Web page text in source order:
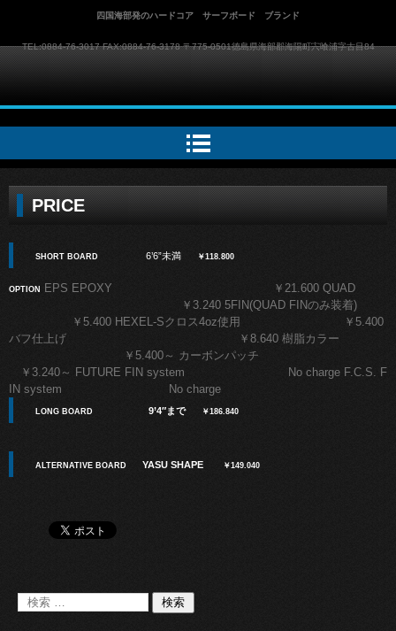
MOVES SURFBOARDS
四国海部発のハードコア サーフボード ブランド
TEL:0884-76-3017 FAX:0884-76-3178 〒775-0501徳島県海部郡海陽町宍喰浦字古目84
PRICE
SHORT BOARD 6’6”未満 ￥118.800
OPTION
EPS EPOXY ￥21.600 QUAD
￥3.240 5FIN(QUAD FINのみ装着)
￥5.400 HEXEL-Sクロス4oz使用 ￥5.400
バフ仕上げ ￥8.640 樹脂カラー
￥5.400～ カーボンパッチ
￥3.240～ FUTURE FIN system No charge F.C.S. F
IN system
No charge
LONG BOARD 9’4″まで￥186.840
ALTERNATIVE BOARD YASU SHAPE ￥149.040